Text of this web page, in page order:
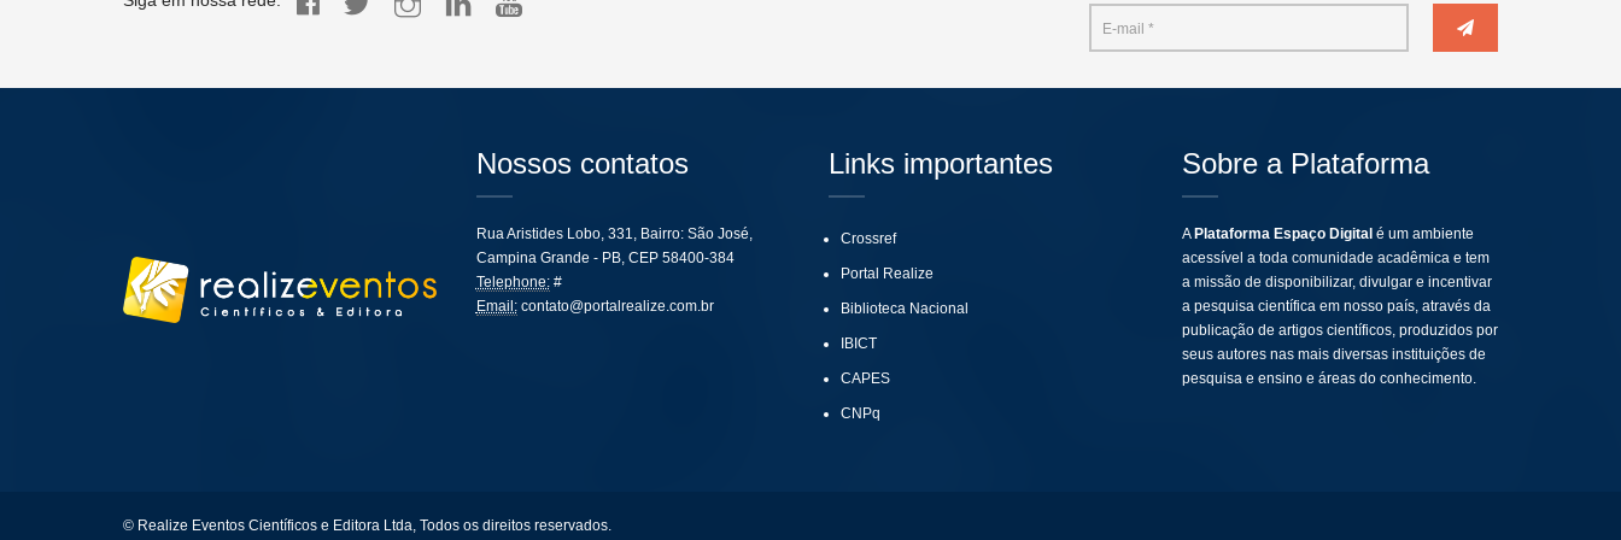
Nossos contatos
Rua Aristides Lobo, 331, Bairro: São José,
Campina Grande - PB, CEP 58400-384
Telephone:#
Email: contato@portalrealize.com.br
Links importantes
Crossref
Portal Realize
Biblioteca Nacional
IBICT
CAPES
CNPq
Sobre a Plataforma
A Plataforma Espaço Digital é um ambiente
acessível a toda comunidade acadêmica e tem
a missão de disponibilizar, divulgar e incentivar
a pesquisa científica em nosso país, através da
publicação de artigos científicos, produzidos por
seus autores nas mais diversas instituições de
pesquisa e ensino e áreas do conhecimento.
© Realize Eventos Científicos e Editora Ltda, Todos os direitos reservados.